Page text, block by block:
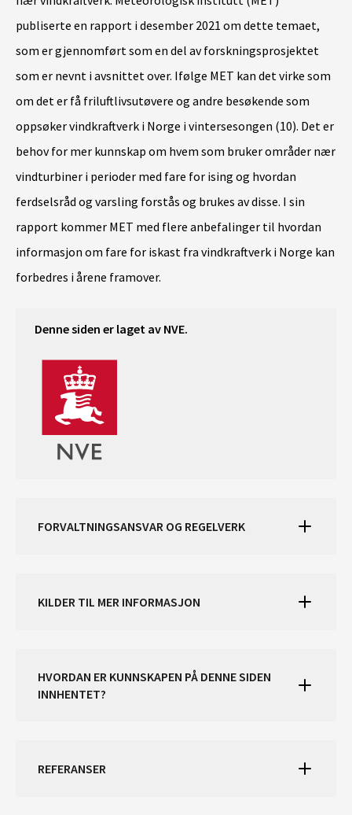
publiserte en rapport i desember 2021 om dette temaet,
som er gjennomført som en del av forskningsprosjektet
som er nevnt i avsnittet over. Ifølge MET kan det virke som
om det er få friluftlivsutøvere og andre besøkende som
oppsøker vindkraftverk i Norge i vintersesongen (10). Det er
behov for mer kunnskap om hvem som bruker områder nær
vindturbiner i perioder med fare for ising og hvordan
ferdselsråd og varsling forstås og brukes av disse. I sin
rapport kommer MET med flere anbefalinger til hvordan
informasjon om fare for iskast fra vindkraftverk i Norge kan
forbedres i årene framover.
Denne siden er laget av NVE.
FORVALTNINGSANSVAR OG REGELVERK
KILDER TIL MER INFORMASJON
HVORDAN ER KUNNSKAPEN PÅ DENNE SIDEN
INNHENTET?
REFERANSER